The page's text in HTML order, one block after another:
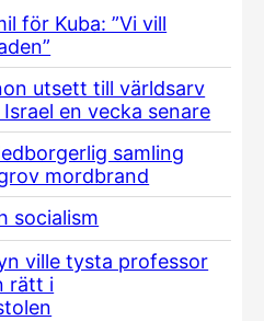
för Kuba: ”Vi vill
utsett till världsarv
en vecka senare
samling
mordbrand
socialism
ville tysta professor
rätt i